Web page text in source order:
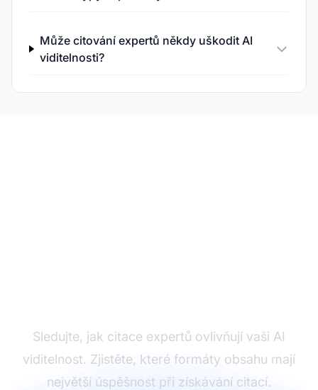
Může citování expertů někdy uškodit AI
viditelnosti?
Sledujte, jak citace expertů ovlivňují vaši AI
viditelnost. Zjistěte, které formáty obsahu mají
největší úspěšnost při získávání citací.